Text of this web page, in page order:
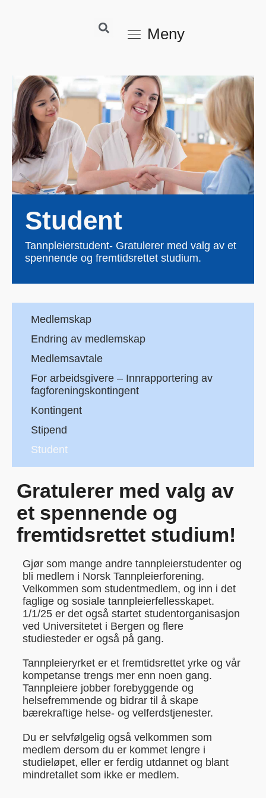
Meny
Student
Tannpleierstudent- Gratulerer med valg av et
spennende og fremtidsrettet studium.
Gratulerer med valg av
et spennende og
fremtidsrettet studium!
Gjør som mange andre tannpleierstudenter og
bli medlem i Norsk Tannpleierforening.
Velkommen som studentmedlem, og inn i det
faglige og sosiale tannpleierfellesskapet.
1/1/25 er det også startet studentorganisasjon
ved Universitetet i Bergen og flere
studiesteder er også på gang.
Tannpleieryrket er et fremtidsrettet yrke og vår
kompetanse trengs mer enn noen gang.
Tannpleiere jobber forebyggende og
helsefremmende og bidrar til å skape
bærekraftige helse- og velferdstjenester.
Du er selvfølgelig også velkommen som
medlem dersom du er kommet lengre i
studieløpet, eller er ferdig utdannet og blant
mindretallet som ikke er medlem.
Medlemskap
Endring av medlemskap
Medlemsavtale
For arbeidsgivere – Innrapportering av
fagforeningskontingent
Kontingent
Stipend
Student